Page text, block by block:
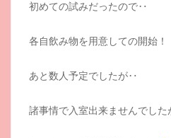
初めての試みだったので‥
各自飲み物を用意しての開始！
あと数人予定でしたが‥
諸事情で入室出来ませんでし